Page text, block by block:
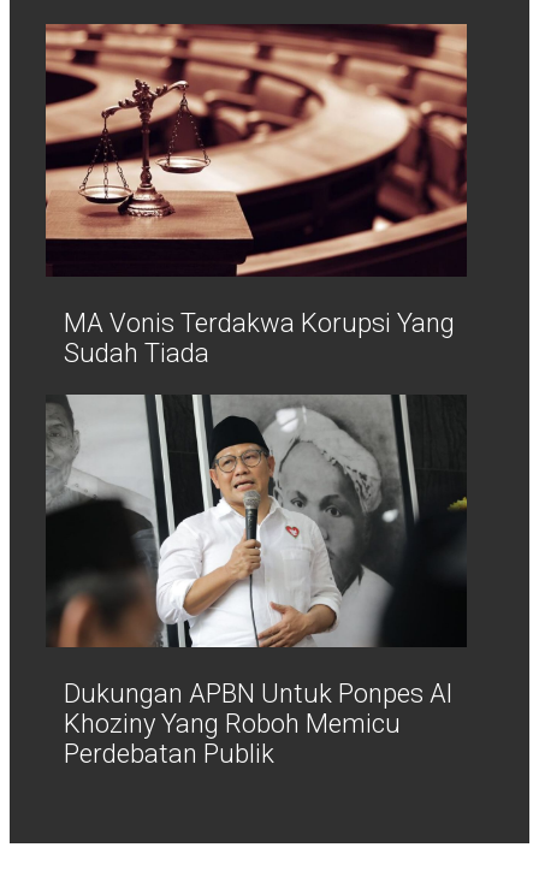
MA Vonis Terdakwa Korupsi Yang
Sudah Tiada
Dukungan APBN Untuk Ponpes Al
Khoziny Yang Roboh Memicu
Perdebatan Publik